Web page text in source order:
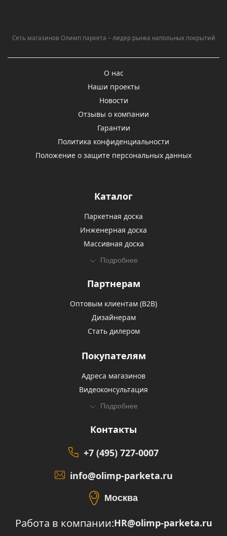
Сеть магазинов Олимп паркета – лидер рынка напольных покрытий
О нас
Наши проекты
Новости
Отзывы о компании
Гарантии
Политика конфиденциальности
Положение о защите персональных данных
Каталог
Паркетная доска
Инженерная доска
Массивная доска
Подробнее
Партнерам
Оптовым клиентам (В2В)
Дизайнерам
Стать дилером
Покупателям
Адреса магазинов
Видеоконсультация
Подробнее
Контакты
+7 (495) 727-0007
info@olimp-parketa.ru
Москва
Работа в компании:HR@olimp-parketa.ru